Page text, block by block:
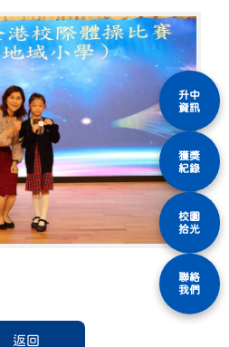
返回
升中
資訊
獲獎
紀錄
校園
拾光
聯絡
我們